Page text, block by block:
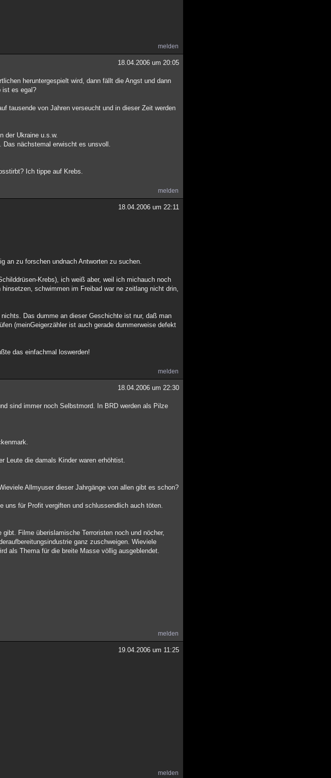
melden
18.04.2006 um 20:05
heruntergespielt wird, dann fällt die Angst und dann
ist es egal?
tausende von Jahren verseucht und in dieser Zeit werden
der Ukraine u.s.w.
Das nächstemal erwischt es unsvoll.
Ich tippe auf Krebs.
melden
18.04.2006 um 22:11
an zu forschen undnach Antworten zu suchen.
Krebs), ich weiß aber, weil ich michauch noch
schwimmen im Freibad war ne zeitlang nicht drin,
Das dumme an dieser Geschichte ist nur, daß man
(meinGeigerzähler ist auch gerade dummerweise defekt
das einfachmal loswerden!
melden
18.04.2006 um 22:30
sind immer noch Selbstmord. In BRD werden als Pilze
Leute die damals Kinder waren erhöhtist.
Allmyuser dieser Jahrgänge von allen gibt es schon?
uns für Profit vergiften und schlussendlich auch töten.
Filme überislamische Terroristen noch und nöcher,
ganz zuschweigen. Wieviele
als Thema für die breite Masse völlig ausgeblendet.
melden
19.04.2006 um 11:25
melden